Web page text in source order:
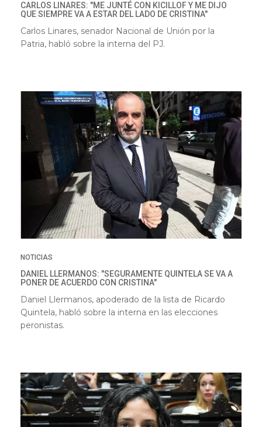
CARLOS LINARES: "ME JUNTÉ CON KICILLOF Y ME DIJO
QUE SIEMPRE VA A ESTAR DEL LADO DE CRISTINA"
Carlos Linares, senador Nacional de Unión por la
Patria, habló sobre la interna del PJ.
NOTICIAS
DANIEL LLERMANOS: "SEGURAMENTE QUINTELA SE VA A
PONER DE ACUERDO CON CRISTINA"
Daniel Llermanos, apoderado de la lista de Ricardo
Quintela, habló sobre la interna en las elecciones
peronistas.